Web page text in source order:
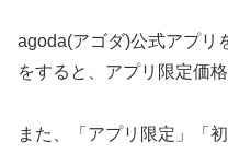
agoda(アゴダ)公式アプリ
をすると、アプリ限定価
また、「アプリ限定」「